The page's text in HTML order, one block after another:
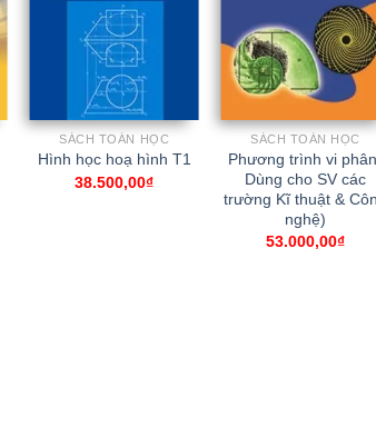
SÁCH TOÁN HỌC
Hình học hoạ hình T1
38.500,00₫
SÁCH TOÁN HỌC
Phương trình vi
Dùng cho SV các
trường Kĩ thuật &
nghệ)
53.000,00₫